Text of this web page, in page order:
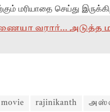
மரியாதை செய்து
வரார்...
rajinikanth